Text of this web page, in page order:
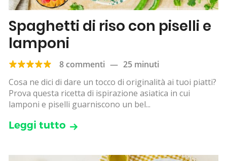
Spaghetti di riso con piselli e
lamponi
8 commenti — 25 minuti
Cosa ne dici di dare un tocco di originalità ai tuoi piatti?
Prova questa ricetta di ispirazione asiatica in cui
lamponi e piselli guarniscono un bel...
Leggi tutto